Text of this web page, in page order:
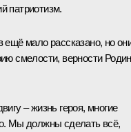
патриотизм.
ещё мало рассказано, но
смелости, верности
– жизнь героя, многие
Мы должны сделать всё,